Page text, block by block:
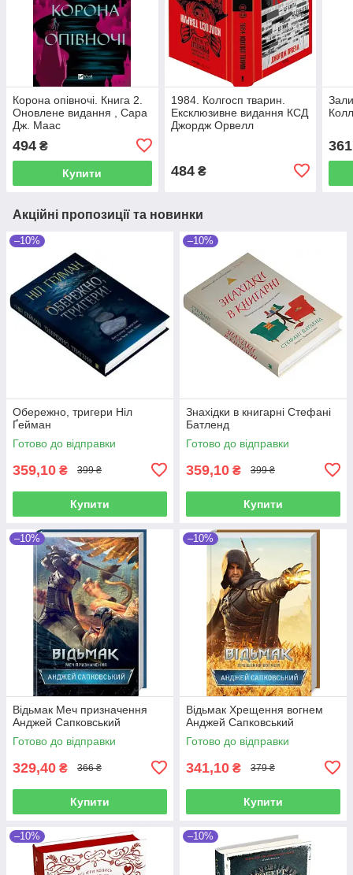
Корона опівночі. Книга 2.
Оновлене видання , Сара
Дж. Маас
494 ₴
Купити
1984. Колгосп тварин.
Ексклюзивне видання КСД
Джордж Орвелл
484₴
361
Акційні пропозиції та новинки
–10%
Обережно, тригери Ніл
Ґейман
Готово до відправки
359,10 ₴ 399 ₴
Купити
–10%
Знахідки в книгарні Стефані
Батленд
Готово до відправки
359,10 ₴ 399 ₴
Купити
–10%
Відьмак Меч призначення
Анджей Сапковський
Готово до відправки
329,40 ₴ 366 ₴
Купити
–10%
Відьмак Хрещення вогнем
Анджей Сапковський
Готово до відправки
341,10 ₴ 379 ₴
Купити
–10% –10%